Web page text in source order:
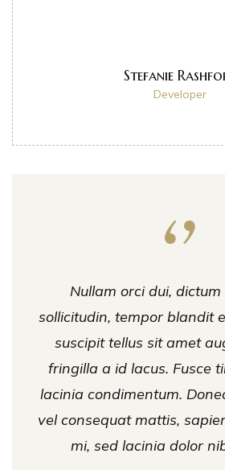
Stefanie
Developer
Nullam orci dui,
sollicitudin, tempor blandit
suscipit tellus sit amet
fringilla a id lacus. Fusce
lacinia condimentum.
vel consequat mattis,
mi, sed lacinia dolor